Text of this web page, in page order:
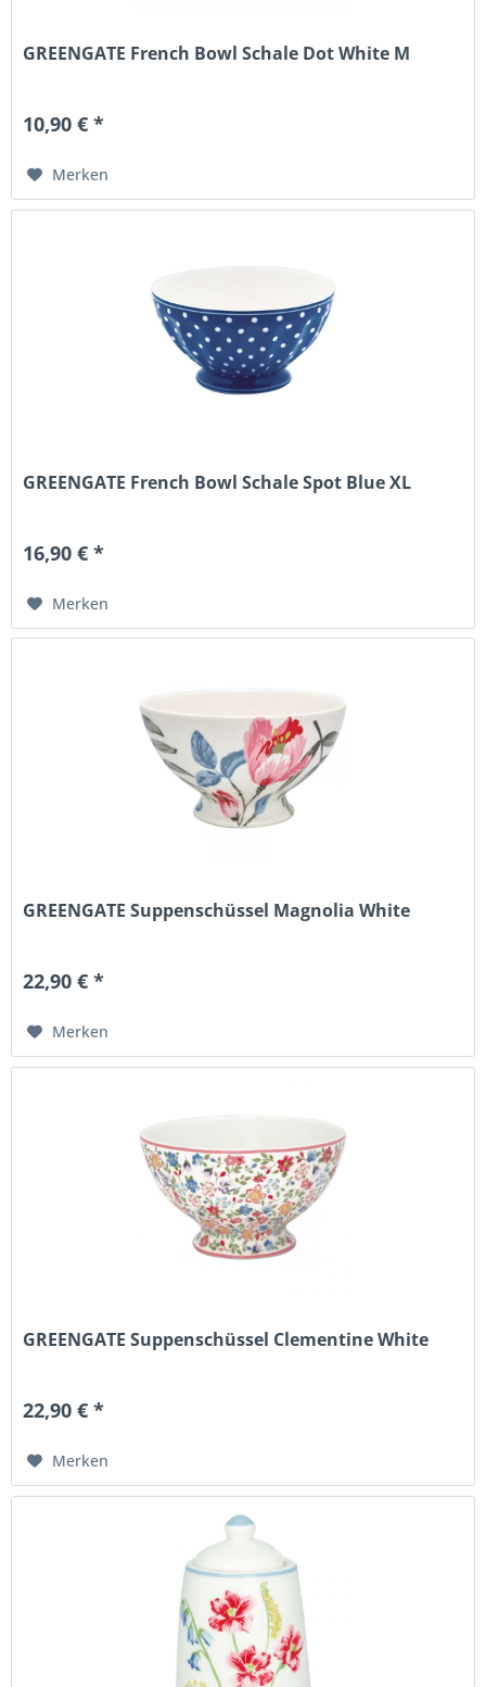
GREENGATE French Bowl Schale Dot White M
10,90 € *
Merken
GREENGATE French Bowl Schale Spot Blue XL
16,90 € *
Merken
GREENGATE Suppenschüssel Magnolia White
22,90 € *
Merken
GREENGATE Suppenschüssel Clementine White
22,90 € *
Merken